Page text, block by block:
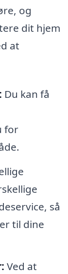
og
dit hjem
at
Du kan få
for
så
til dine
Ved at